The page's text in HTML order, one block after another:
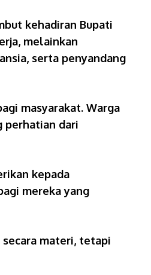
kehadiran Bupati
melainkan
serta penyandang
masyarakat. Warga
perhatian dari
kepada
mereka yang
secara materi, tetapi